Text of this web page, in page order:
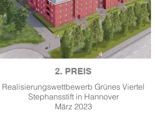
2. PREIS
Realisierungswettbewerb Grünes Viertel
Stephansstift in Hannover
März 2023